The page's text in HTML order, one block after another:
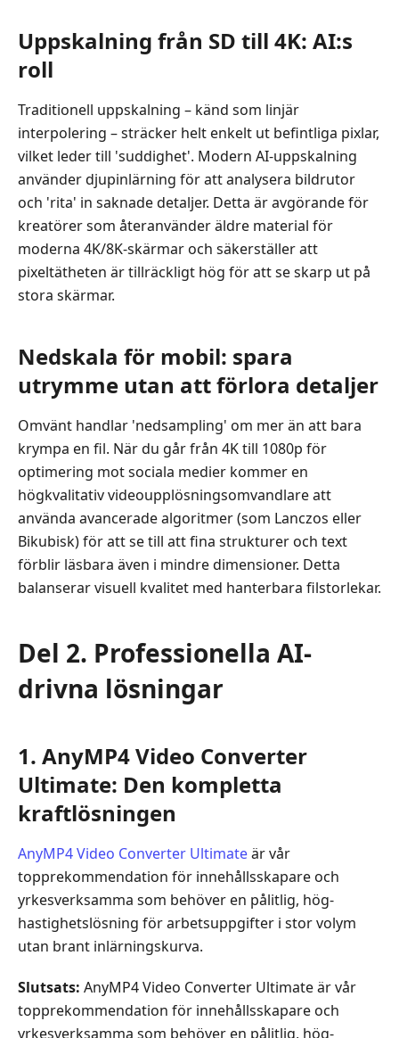
lösningar
Bästa
kostnadsfria
och
öppna
verktyg
Del
4.
Snabba
och
Del
5.
för
redigering
på
språng
Del
6.
Hur
du
verktyg
dina
Del
7.
Steg-
för-
guide
för
att
ändra
video­
Del
8.
Uppskalning från SD till 4K: AI:s
roll
Traditionell uppskalning – känd som linjär
interpolering – sträcker helt enkelt ut befintliga pixlar,
vilket leder till 'suddighet'. Modern AI‑uppskalning
använder djupinlärning för att analysera bildrutor
och 'rita' in saknade detaljer. Detta är avgörande för
kreatörer som återanvänder äldre material för
moderna 4K/8K‑skärmar och säkerställer att
pixeltätheten är tillräckligt hög för att se skarp ut på
stora skärmar.
Nedskala för mobil: spara
utrymme utan att förlora detaljer
Omvänt handlar 'nedsampling' om mer än att bara
krympa en fil. När du går från 4K till 1080p för
optimering mot sociala medier kommer en
högkvalitativ videoupplösningsomvandlare att
använda avancerade algoritmer (som Lanczos eller
Bikubisk) för att se till att fina strukturer och text
förblir läsbara även i mindre dimensioner. Detta
balanserar visuell kvalitet med hanterbara filstorlekar.
Del 2. Professionella AI-
drivna lösningar
1. AnyMP4 Video Converter
Ultimate: Den kompletta
kraftlösningen
AnyMP4 Video Converter Ultimateär vår
topprekommendation för innehållsskapare och
yrkesverksamma som behöver en pålitlig, hög­
hastighetslösning för arbetsuppgifter i stor volym
utan brant inlärningskurva.
Slutsats: AnyMP4 Video Converter Ultimate är vår
topprekommendation för innehållsskapare och
yrkesverksamma som behöver en pålitlig, hög­